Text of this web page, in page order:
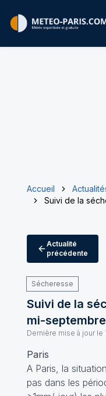
Accueil
Suivi de la
Actualité
précédente
Sécheresse
Suivi de la
mi-septembre
Dernière mise à jour le
Paris
A Paris, la
pas dans les